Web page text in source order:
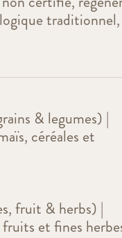
traditionnel,
& legumes) |
céréales et
fruit & herbs) |
et fines